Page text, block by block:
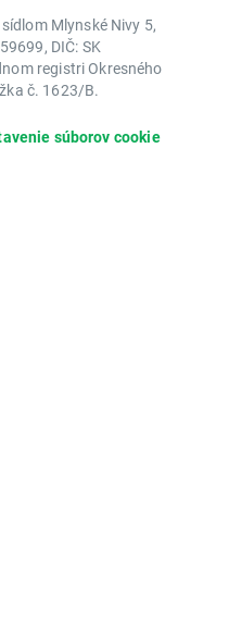
Mlynské Nivy 5,
DIČ: SK
registri Okresného
č. 1623/B.
súborov cookie